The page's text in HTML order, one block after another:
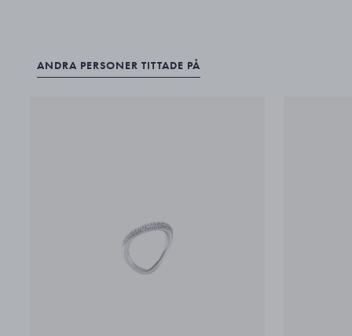
ANDRA PERSONER TITTADE PÅ